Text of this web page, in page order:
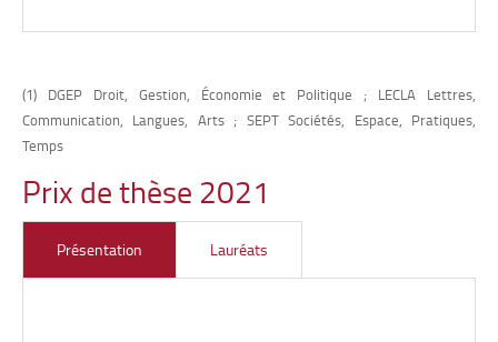
lecture (1880-1960) »,soutenue le 8 décembre 2021.
scolaires – sport.
• Nastasya WINCKEL, Laboratoire FEMTO-ST/ RECITS
(UMR CNRS-UFC 6174), pour sa thèse en économie et
géographie/aménagement du territoire, intitulée
Franche-Comté, un territoire industriel en cours de
territoriales dans les territoires d’industrialisation
ancienne », soutenue le 12 décembre 2022.
• Mattieu BACH,Centre interlangue texte, image, langage
(TIL EA 4187), Dijon, pour sa thèse en études germaniques,
intitulée «
Vers une sémantique discursive cognitive :
réflexions théoriques et applications empiriques sur un
corpus de langue allemande
discours de vente du vin.
(1) DGEP Droit, Gestion, Économie et Politique ; LECLA Lettres,
Communication, Langues, Arts ; SEPT Sociétés, Espace, Pratiques,
Temps
Prix de thèse 2021
Présentation Lauréats